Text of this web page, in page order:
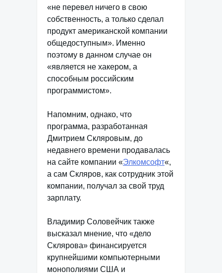
«не перевел ничего в свою
собственность, а только сделал
продукт американской компании
общедоступным». Именно
поэтому в данном случае он
«является не хакером, а
способным российским
программистом».
Напомним, однако, что
программа, разработанная
Дмитрием Скляровым, до
недавнего времени продавалась
на сайте компании «Элкомсофт«,
а сам Скляров, как сотрудник этой
компании, получал за свой труд
зарплату.
Владимир Соловейчик также
высказал мнение, что «дело
Склярова» финансируется
крупнейшими компьютерными
монополиями США и